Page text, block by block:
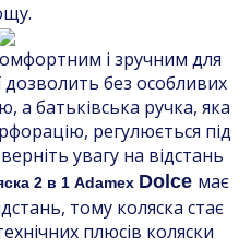
і зручним для
дозволить без особливих
а батьківська ручка, яка
регулюється під
увагу на відстань
2 в 1 Adamex Dolce має
тому коляска стає
плюсів коляски